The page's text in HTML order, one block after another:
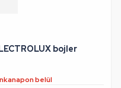
bojler
belül